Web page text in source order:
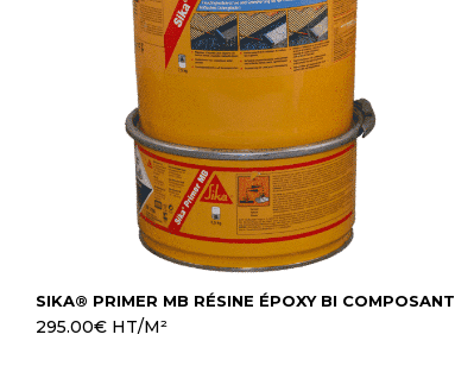
SIKA® PRIMER MB RÉSINE ÉPOXY BI COMPOSANT
295.00€ HT/M²